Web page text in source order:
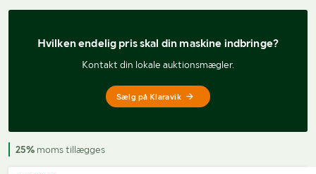
Hvilken endelig pris skal din maskine indbringe?
Kontakt din lokale auktionsmægler.
Sælg på Klaravik
25% moms tillægges